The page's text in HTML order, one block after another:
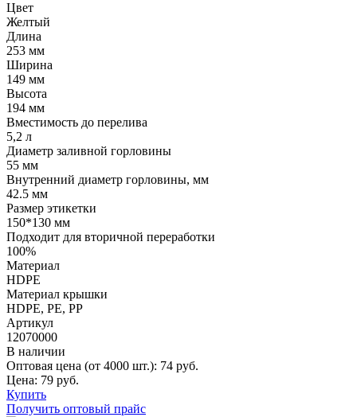
Цвет
Желтый
Длина
253 мм
Ширина
149 мм
Высота
194 мм
Вместимость до перелива
5,2 л
Диаметр заливной горловины
55 мм
Внутренний диаметр горловины, мм
42.5 мм
Размер этикетки
150*130 мм
Подходит для вторичной переработки
100%
Материал
HDPE
Материал крышки
HDPE, РE, РР
Артикул
12070000
В наличии
Оптовая цена (от 4000 шт.): 74 руб.
Цена: 79 руб.
Купить
Получить оптовый прайс